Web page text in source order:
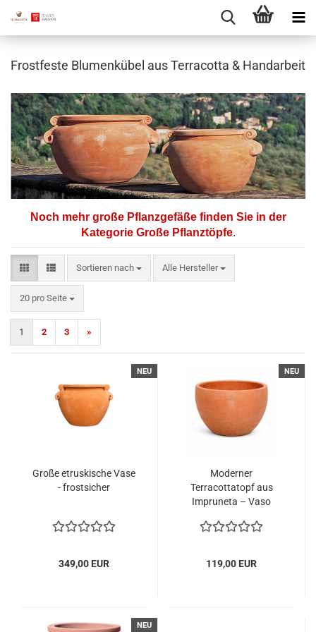
Frostfeste Blumenkübel aus Terracotta & Handarbeit
Noch mehr große Pflanzgefäße finden Sie in der
Kategorie Große Pflanztöpfe.
Sortieren nach
Sortieren nach Alle Hersteller
20 pro Seite
pro Seite
1 2 3 »
NEU
Große etruskische Vase
- frostsicher
349,00 EUR
NEU
Moderner
Terracottatopf aus
Impruneta – Vaso
119,00 EUR
NEU